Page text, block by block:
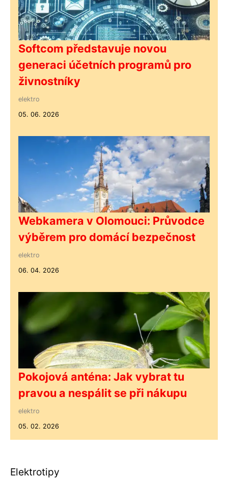
Softcom představuje novou
generaci účetních programů pro
živnostníky
elektro
05. 06. 2026
Webkamera v Olomouci: Průvodce
výběrem pro domácí bezpečnost
elektro
06. 04. 2026
Pokojová anténa: Jak vybrat tu
pravou a nespálit se při nákupu
elektro
05. 02. 2026
Elektrotipy